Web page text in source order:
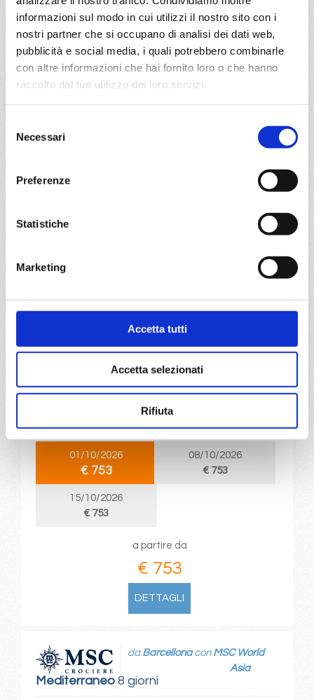
informazioni sul modo in cui utilizzi il nostro sito con i
nostri partner che si occupano di analisi dei dati web,
pubblicità e social media, i quali potrebbero combinarle
con altre informazioni che hai fornito loro o che hanno
raccolto dal tuo utilizzo dei loro servizi.
delNecessari
Preferenze
Statistiche
Marketing
Accetta tutti
Accetta selezionati
Rifiuta
Mediterraneo8 giorni
da Palermo conMSC Seaview
Mediterraneo 8 giorni
daValenciaconMSC Seaview
Valencia, Marsiglia, Genova, Civitavecchia, Palermo, Ibiza,
01/10/2026
€ 753
08/10/2026
€ 753
15/10/2026
€ 753
a partire da
€ 753
DETTAGLI
Mediterraneo8 giorni
da Barcellonacon MSC World
Asia